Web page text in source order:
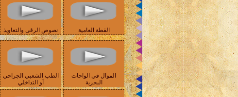
القطة العامية نصوص الرقى والتعاويذ
الموال في الواحات
البحرية
الطب الشعبي الجراحي
أو التداخلي